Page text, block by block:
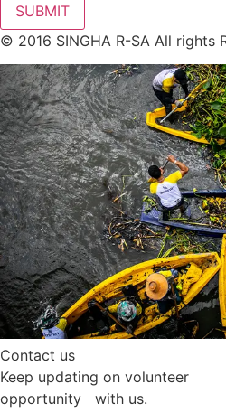
SUBMIT
© 2016 SINGHA R-SA All rights
Contact us
Keep updating on volunteer
opportunity with us.